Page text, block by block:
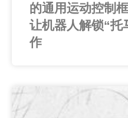
的通用运动控制
让机器人解锁“托
作